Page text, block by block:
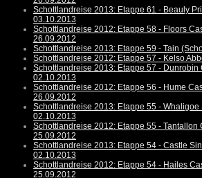
Schottlandreise 2013: Etappe 61 - Beauly
03.10.2013
Schottlandreise 2012: Etappe 58 - Floors
26.09.2012
Schottlandreise 2013: Etappe 59 - Tain
Schottlandreise 2012: Etappe 57 - Kelso
Schottlandreise 2013: Etappe 57 - Dunrobin
02.10.2013
Schottlandreise 2012: Etappe 56 - Hume
26.09.2012
Schottlandreise 2013: Etappe 55 - Whaligoe
02.10.2013
Schottlandreise 2012: Etappe 55 - Tantallon
25.09.2012
Schottlandreise 2013: Etappe 54 - Castle
02.10.2013
Schottlandreise 2012: Etappe 54 - Hailes
25.09.2012